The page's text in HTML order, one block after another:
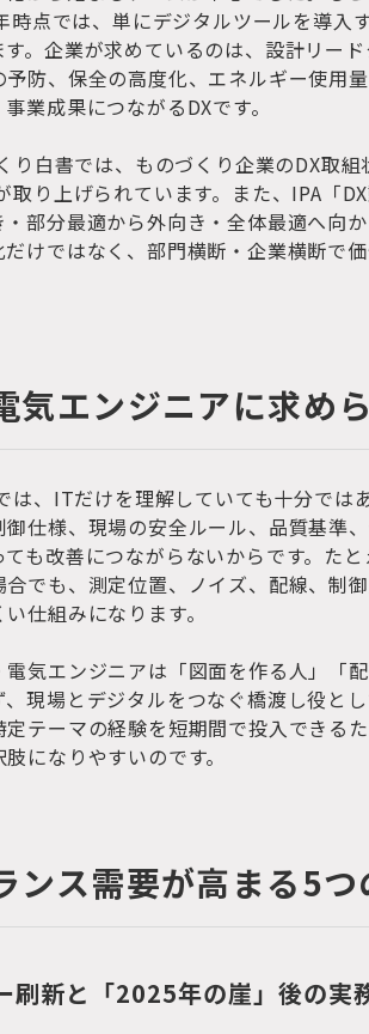
時点では、単にデジタルツールを導入
す。企業が求めているのは、設計リー
防、保全の高度化、エネルギー使用
業成果につながるDXです。
り白書では、ものづくり企業のDX取
取り上げられています。また、IPA「
部分最適から外向き・全体最適へ向
だけではなく、部門横断・企業横断で
気エンジニアに求め
は、ITだけを理解していても十分では
仕様、現場の安全ルール、品質基準
も改善につながらないからです。た
でも、測定位置、ノイズ、配線、制
仕組みになります。
電気エンジニアは「図面を作る人」「
現場とデジタルをつなぐ橋渡し役と
定テーマの経験を短期間で投入できる
になりやすいのです。
ンス需要が高まる5つ
刷新と「2025年の崖」後の実